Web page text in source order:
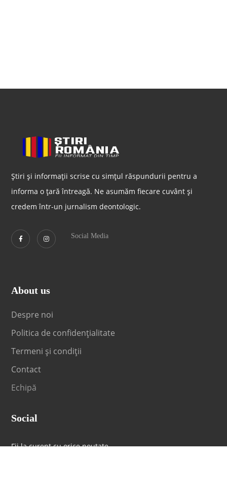
Știri și informații scrise cu simțul răspundurii pentru a
informa o țară întreagă. Ne asumăm fiecare cuvânt și
credem într-un jurnalism deontologic.
Social Media
About us
Despre noi
Politica de confidențialitate
Termeni și condiții
Contact
Echipă
Social
Fii la curent cu orice noutate